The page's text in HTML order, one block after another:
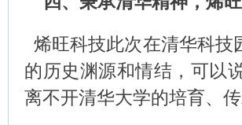
烯旺科技此次在清华科技
的历史渊源和情结，可以
离不开清华大学的培育、